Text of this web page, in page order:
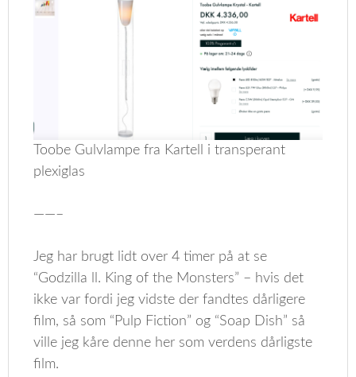
Toobe Gulvlampe fra Kartell i transperant
plexiglas
——–
Jeg har brugt lidt over 4 timer på at se
“Godzilla ll. King of the Monsters” – hvis det
ikke var fordi jeg vidste der fandtes dårligere
film, så som “Pulp Fiction” og “Soap Dish” så
ville jeg kåre denne her som verdens dårligste
film.